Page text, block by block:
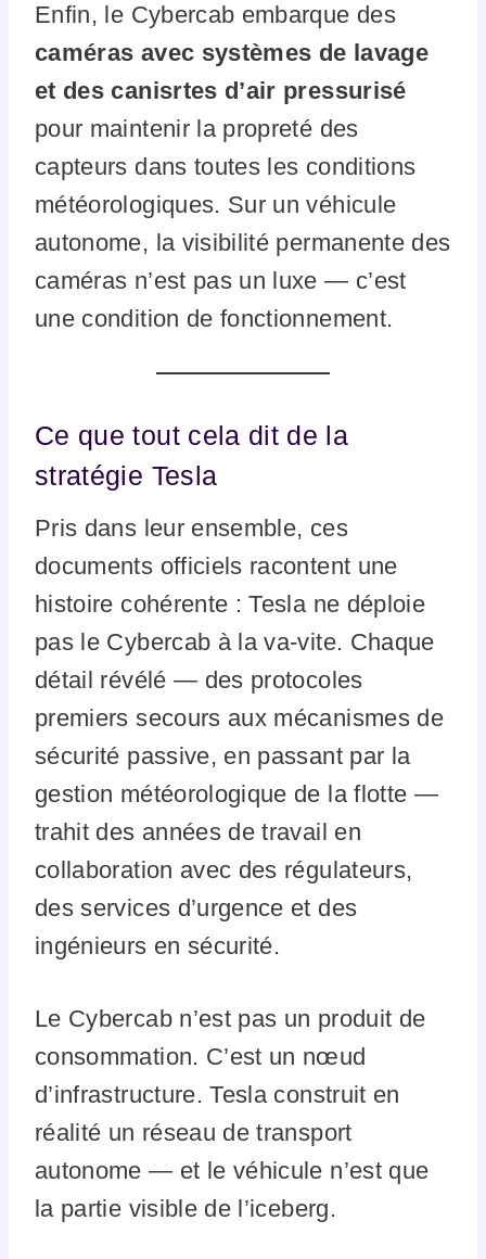
Enfin, le Cybercab embarque des
caméras avec systèmes de lavage
et des canisrtes d’air pressurisé
pour maintenir la propreté des
capteurs dans toutes les conditions
météorologiques. Sur un véhicule
autonome, la visibilité permanente des
caméras n’est pas un luxe — c’est
une condition de fonctionnement.
Ce que tout cela dit de la
stratégie Tesla
Pris dans leur ensemble, ces
documents officiels racontent une
histoire cohérente : Tesla ne déploie
pas le Cybercab à la va-vite. Chaque
détail révélé — des protocoles
premiers secours aux mécanismes de
sécurité passive, en passant par la
gestion météorologique de la flotte —
trahit des années de travail en
collaboration avec des régulateurs,
des services d’urgence et des
ingénieurs en sécurité.
Le Cybercab n’est pas un produit de
consommation. C’est un nœud
d’infrastructure. Tesla construit en
réalité un réseau de transport
autonome — et le véhicule n’est que
la partie visible de l’iceberg.